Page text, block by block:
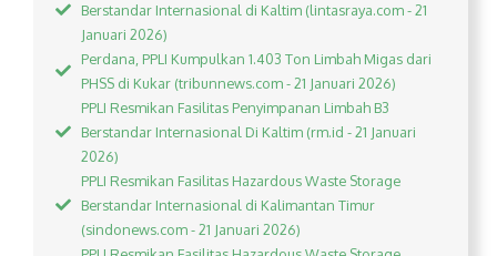
Berstandar Internasional di Kaltim (lintasraya.com - 21
Januari 2026)
Perdana, PPLI Kumpulkan 1.403 Ton Limbah Migas dari
PHSS di Kukar (tribunnews.com - 21 Januari 2026)
PPLI Resmikan Fasilitas Penyimpanan Limbah B3
Berstandar Internasional Di Kaltim (rm.id - 21 Januari
2026)
PPLI Resmikan Fasilitas Hazardous Waste Storage
Berstandar Internasional di Kalimantan Timur
(sindonews.com - 21 Januari 2026)